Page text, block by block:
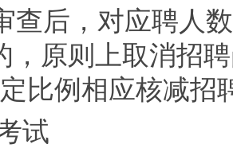
查后，对应聘人
，原则上取消招
比例相应核减招
试